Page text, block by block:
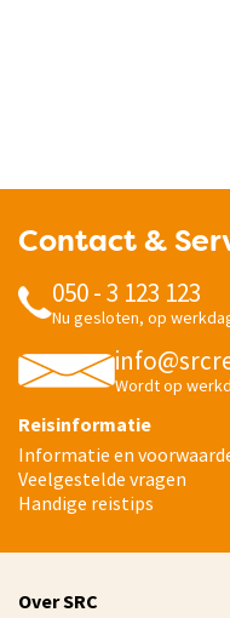
Contact &
050 - 3 123 123
Nu gesloten, op
Wordt op
Reisinformatie
Informatie en
Veelgestelde vragen
Handige reistips
Over SRC